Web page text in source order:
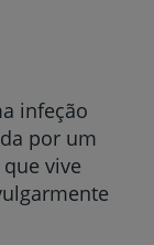
infeção
por um
vive